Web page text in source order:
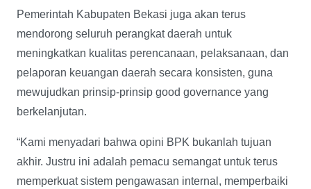
Pemerintah Kabupaten Bekasi juga akan terus
mendorong seluruh perangkat daerah untuk
meningkatkan kualitas perencanaan, pelaksanaan, dan
pelaporan keuangan daerah secara konsisten, guna
mewujudkan prinsip-prinsip good governance yang
berkelanjutan.
“Kami menyadari bahwa opini BPK bukanlah tujuan
akhir. Justru ini adalah pemacu semangat untuk terus
memperkuat sistem pengawasan internal, memperbaiki